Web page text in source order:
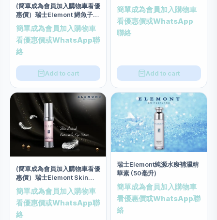
(簡單成為會員加入購物車看優
惠價）瑞士Elemont 鱘魚子眼
部修護精華 20ml
簡單成為會員加入購物車
看優惠價或WhatsApp聯
絡
Add to cart
部絲質補濕乳霜 (20毫升)
簡單成為會員加入購物車
看優惠價或WhatsApp
聯絡
Add to cart
(簡單成為會員加入購物車看優
惠價）瑞士Elemont Skin
Revival Botosimile Eye
Serum類肉毒桿菌提拉眼部精
華素(20ml)
簡單成為會員加入購物車
看優惠價或WhatsApp聯
絡
瑞士Elemont純源水療補濕精
華素 (50毫升)
簡單成為會員加入購物車
看優惠價或WhatsApp聯
絡